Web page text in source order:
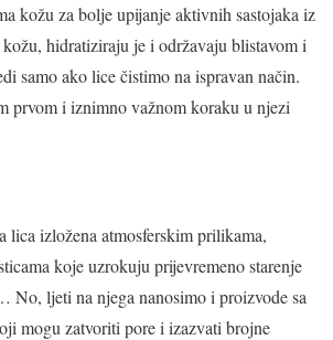
kožu za bolje upijanje aktivnih sastojaka iz
hidratiziraju je i održavaju blistavom i
samo ako lice čistimo na ispravan način.
prvom i iznimno važnom koraku u njezi
lica izložena atmosferskim prilikama,
koje uzrokuju prijevremeno starenje
ljeti na njega nanosimo i proizvode sa
mogu zatvoriti pore i izazvati brojne